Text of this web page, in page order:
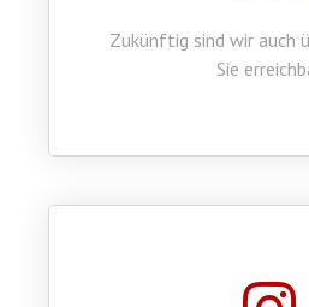
Zukünftig sind wir auch
Sie